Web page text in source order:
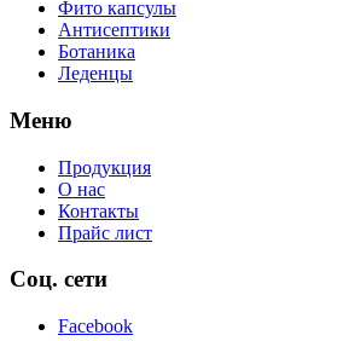
Фито капсулы
Антисептики
Ботаника
Леденцы
Меню
Продукция
О нас
Контакты
Прайс лист
Соц. сети
Facebook